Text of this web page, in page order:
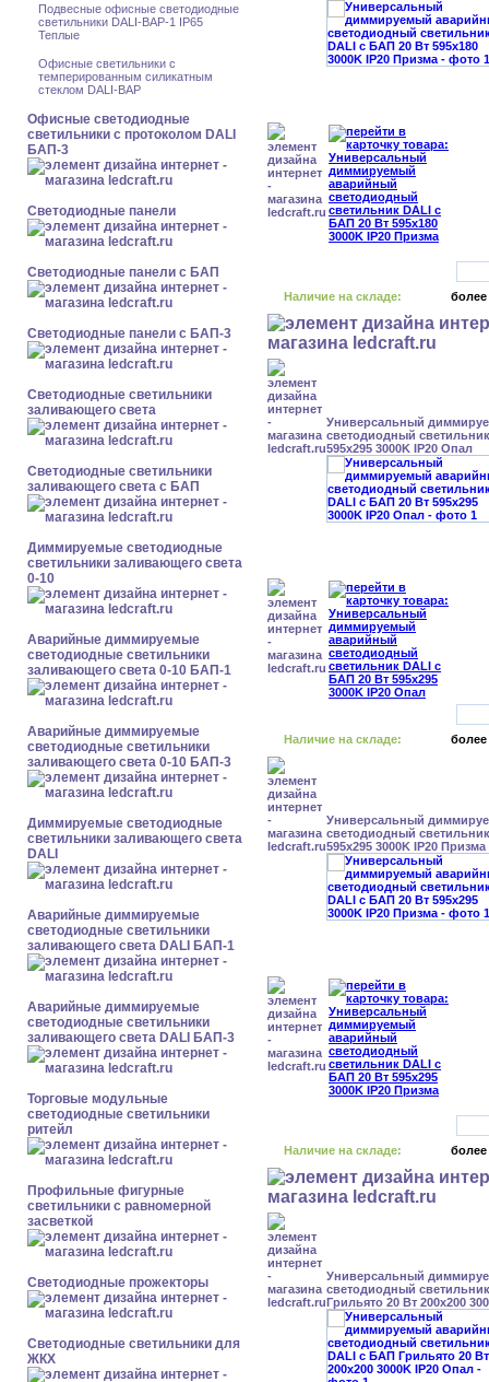
Подвесные офисные светодиодные
светильники DALI-BAP-1 IP65
Теплые
Офисные светильники с
темперированным силикатным
стеклом DALI-BAP
Офисные светодиодные
светильники с протоколом DALI
БАП-3
Cветодиодные панели
Cветодиодные панели с БАП
Cветодиодные панели с БАП-3
Светодиодные светильники
заливающего света
Светодиодные светильники
заливающего света с БАП
Диммируемые светодиодные
светильники заливающего света
0-10
Аварийные диммируемые
светодиодные светильники
заливающего света 0-10 БАП-1
Аварийные диммируемые
светодиодные светильники
заливающего света 0-10 БАП-3
Диммируемые светодиодные
светильники заливающего света
DALI
Аварийные диммируемые
светодиодные светильники
заливающего света DALI БАП-1
Аварийные диммируемые
светодиодные светильники
заливающего света DALI БАП-3
Торговые модульные
светодиодные светильники
ритейл
Профильные фигурные
светильники с равномерной
засветкой
Светодиодные прожекторы
Светодиодные светильники для
ЖКХ
Наличие на складе: более
Универсальный
светодиодный
595x295 3000K IP20 Опал
Наличие на складе: более
Универсальный
светодиодный
595x295 3000K IP20 Призма
Наличие на складе: более
Универсальный
светодиодный
Грильято 20 Вт 200x200